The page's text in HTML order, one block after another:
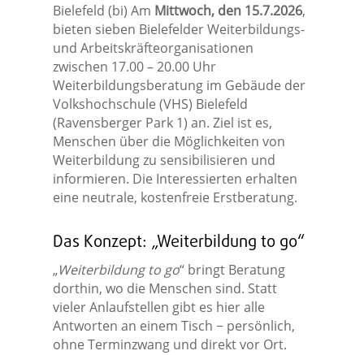
Bielefeld (bi) Am Mittwoch, den 15.7.2026,
bieten sieben Bielefelder Weiterbildungs-
und Arbeitskräfteorganisationen
zwischen 17.00 – 20.00 Uhr
Weiterbildungsberatung im Gebäude der
Volkshochschule (VHS) Bielefeld
(Ravensberger Park 1) an. Ziel ist es,
Menschen über die Möglichkeiten von
Weiterbildung zu sensibilisieren und
informieren. Die Interessierten erhalten
eine neutrale, kostenfreie Erstberatung.
Das Konzept: „Weiterbildung to go“
„Weiterbildung to go“ bringt Beratung
dorthin, wo die Menschen sind. Statt
vieler Anlaufstellen gibt es hier alle
Antworten an einem Tisch − persönlich,
ohne Terminzwang und direkt vor Ort.